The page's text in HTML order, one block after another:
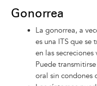
Gonorrea
La gonorrea, a
es una ITS que se
en las
Puede
oral sin condones